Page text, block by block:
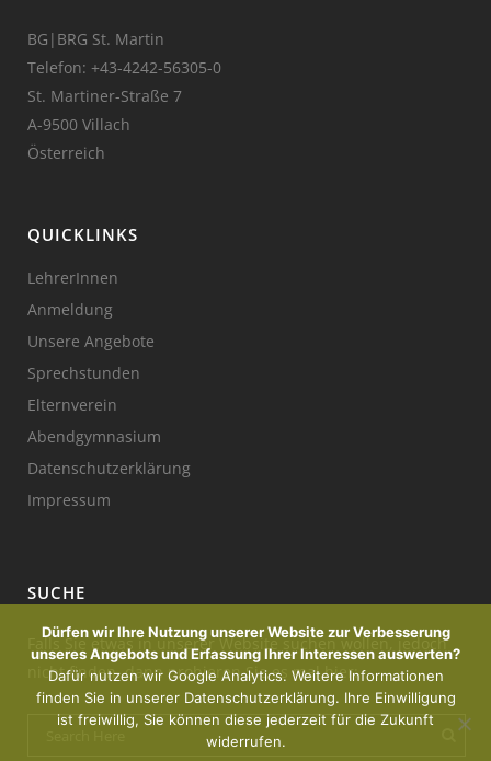
BG|BRG St. Martin
Telefon: +43-4242-56305-0
St. Martiner-Straße 7
A-9500 Villach
Österreich
QUICKLINKS
LehrerInnen
Anmeldung
Unsere Angebote
Sprechstunden
Elternverein
Abendgymnasium
Datenschutzerklärung
Impressum
SUCHE
Falls Sie etwas in unserer Website suchen wollen, jedoch
nicht finden, dann probieren Sie es mal hier:
Dürfen wir Ihre Nutzung unserer Website zur Verbesserung
unseres Angebots und Erfassung Ihrer Interessen auswerten?
Dafür nutzen wir Google Analytics. Weitere Informationen
finden Sie in unserer Datenschutzerklärung. Ihre Einwilligung
ist freiwillig, Sie können diese jederzeit für die Zukunft
widerrufen.